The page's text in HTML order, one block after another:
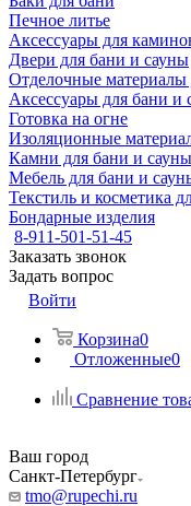
Печное литье
Аксессуары для
Двери для бани и сауны
Отделочные материалы
Аксессуары для бани и
Готовка на огне
Изоляционные
Камни для бани и сауны
Мебель для бани и
Текстиль и косметика
Бондарные изделия
8-911-501-51-45
Заказать звонок
Задать вопрос
Войти
Корзина0
Отложенные0
Сравнение
Ваш город
Санкт-Петербург
tmo@rupechi.ru